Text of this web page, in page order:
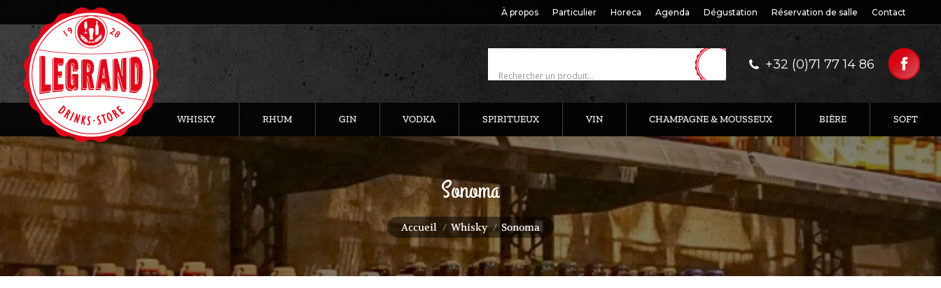
À propos Particulier Horeca Agenda Dégustation Réservation de salle Contact
+32 (0)71 77 14 86
WHISKY RHUM GIN VODKA SPIRITUEUX VIN CHAMPAGNE & MOUSSEUX BIÈRE SOFT
Sonoma
Vous êtes ici :
Accueil Whisky Sonoma